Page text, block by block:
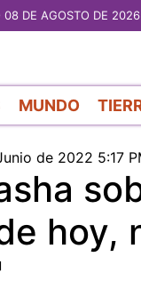
08 DE AGOSTO DE 2026
MUNDO
de 2022 5:17
hoy,